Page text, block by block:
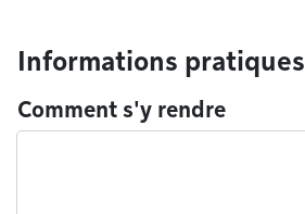
Informations pratiques
Comment s'y rendre